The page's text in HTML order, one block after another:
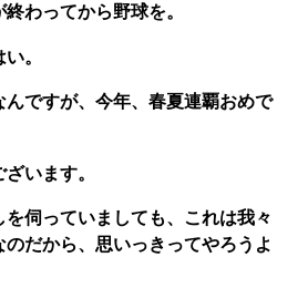
終わってから野球を。
。
んですが、今年、春夏連覇おめで
います。
を伺っていましても、これは我々
だから、思いっきってやろうよ